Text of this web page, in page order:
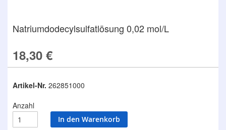
Natriumdodecylsulfatlösung 0,02 mol/L
18,30 €
Artikel-Nr. 262851000
Anzahl
In den Warenkorb